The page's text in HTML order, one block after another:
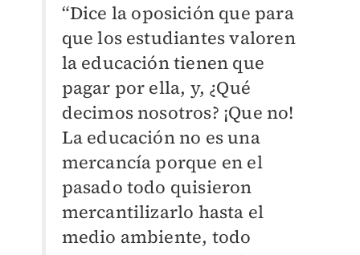
“Dice la oposición que para
que los estudiantes valoren
la educación tienen que
pagar por ella, y, ¿Qué
decimos nosotros? ¡Que no!
La educación no es una
mercancía porque en el
pasado todo quisieron
mercantilizarlo hasta el
medio ambiente, todo